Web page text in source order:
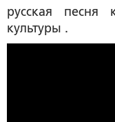
русская песня
культуры .